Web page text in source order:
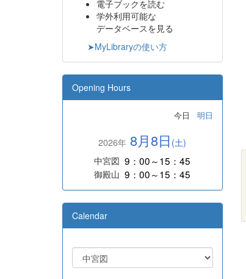
電子ブックを読む
学外利用可能な
データベースを見る
➤MyLibraryの使い方
Opening Hours
今日 明日
2026年 8月8日 (土)
中宮図 9：00～15：45
御殿山 9：00～15：45
Calendar